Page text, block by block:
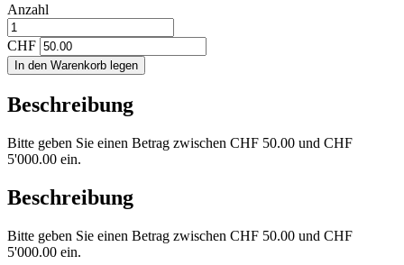
Anzahl
CHF
In den Warenkorb legen
Beschreibung
Bitte geben Sie einen Betrag zwischen CHF 50.00 und CHF
5'000.00 ein.
Beschreibung
Bitte geben Sie einen Betrag zwischen CHF 50.00 und CHF
5'000.00 ein.